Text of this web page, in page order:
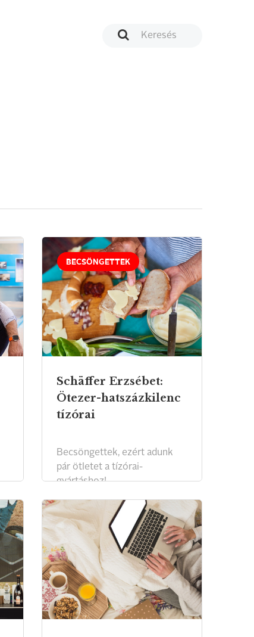
BECSÖNGETTEK
Schäffer Erzsébet:
Ötezer-hatszázkilenc
tízórai
Becsöngettek, ezért adunk
pár ötletet a tízórai-
gyártáshoz!